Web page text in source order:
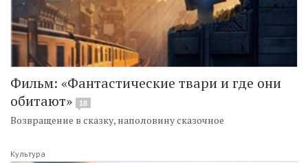
Фильм: «Фантастические твари и где они
обитают»
18
Возвращение в сказку, наполовину сказочное
Культура